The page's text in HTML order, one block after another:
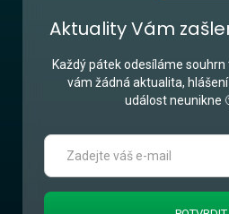
Aktuality Vám
Každý pátek odesíláme souhrn
vám žádná aktualita,
událost neunikne